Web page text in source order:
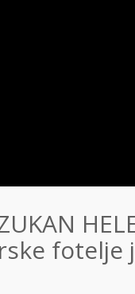
fotelje